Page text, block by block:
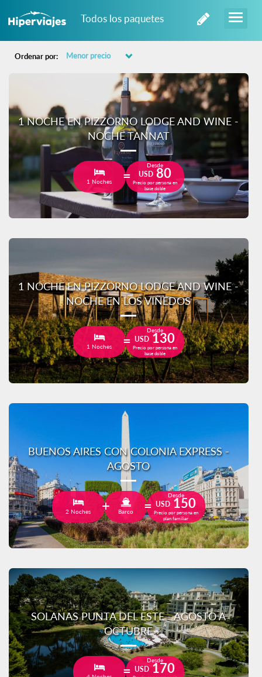
Todos los paquetes
Ordenar por:
1 NOCHE EN PIZZORNO LODGE AND WINE -
NOCHE TANNAT
1 Noches
Desde
USD80
Precio por persona en
base doble
1 NOCHE EN PIZZORNO LODGE AND WINE -
NOCHE EN LOS VIÑEDOS
1 Noches
Desde
USD 130
Precio por persona en
base doble
BUENOS AIRES CON COLONIA EXPRESS -
AGOSTO
2 Noches Barco
Desde
USD 150
Precio por persona en
plan familiar
SOLANAS PUNTA DEL ESTE - AGOSTO A
OCTUBRE
Desde
USD 170